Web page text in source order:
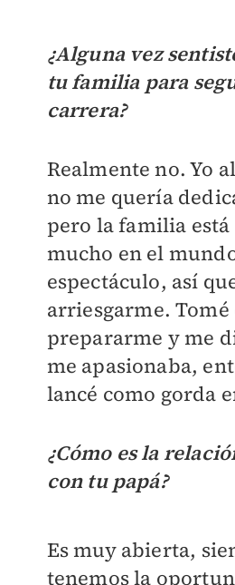
¿Alguna vez
tu familia para
carrera?
Realmente no. Yo
no me quería
pero la familia está
mucho en el
espectáculo, así
arriesgarme.
prepararme y me
me apasionaba,
lancé como gorda
¿Cómo es la
con tu papá?
Es muy abierta,
tenemos la